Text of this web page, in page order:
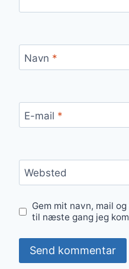
Navn *
E-mail *
Websted
Gem mit navn, mail
til næste gang jeg